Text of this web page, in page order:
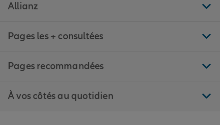
Allianz
Pages les + consultées
Pages recommandées
À vos côtés au quotidien